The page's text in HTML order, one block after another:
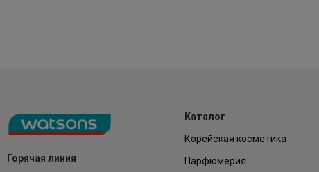
Горячая линия
Каталог
Корейская косметика
Парфюмерия